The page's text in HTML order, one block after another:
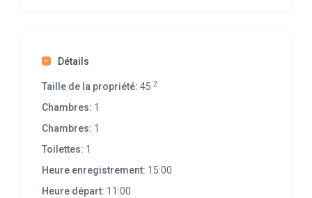
Détails
Taille de la propriété: 452
Chambres: 1
Chambres: 1
Toilettes: 1
Heure enregistrement: 15:00
Heure départ: 11:00